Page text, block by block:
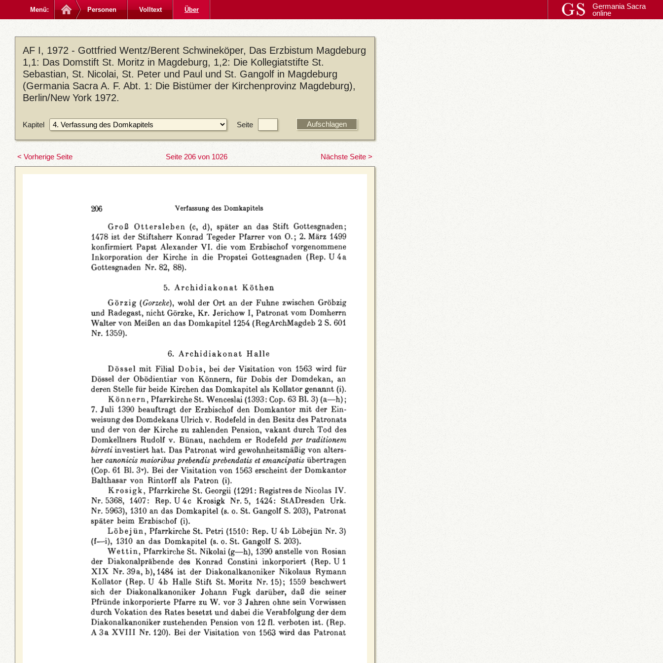
Menü: Personen Volltext Über
Germania Sacra
online
AF I, 1972 - Gottfried Wentz/Berent Schwineköper, Das Erzbistum Magdeburg
1,1: Das Domstift St. Moritz in Magdeburg, 1,2: Die Kollegiatstifte St.
Sebastian, St. Nicolai, St. Peter und Paul und St. Gangolf in Magdeburg
(Germania Sacra A. F. Abt. 1: Die Bistümer der Kirchenprovinz Magdeburg),
Berlin/New York 1972.
Kapitel Seite
< Vorherige Seite Seite 206 von 1026 Nächste Seite >